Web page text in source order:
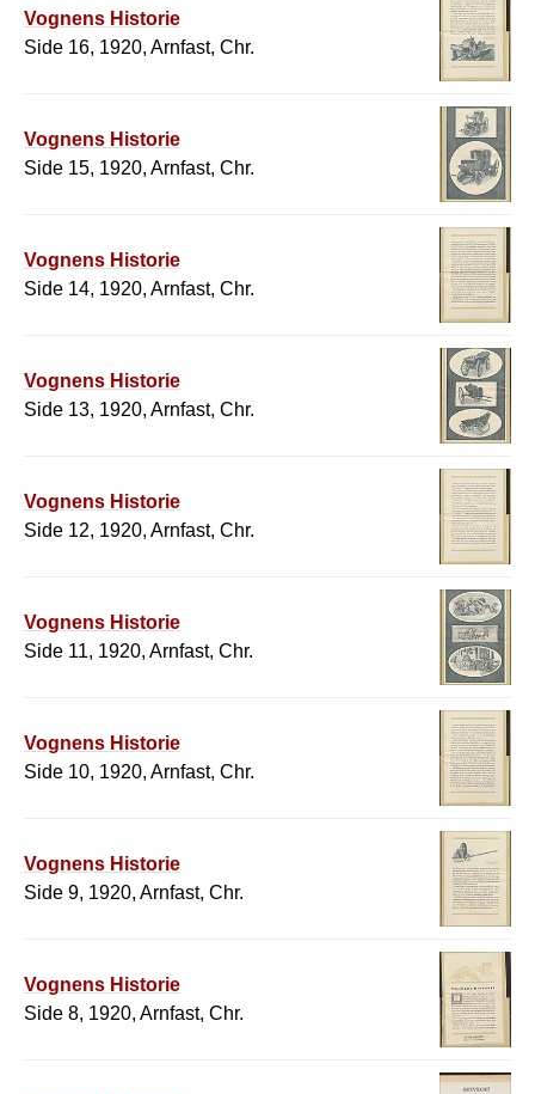
Vognens Historie
Side 16, 1920, Arnfast, Chr.
Vognens Historie
Side 15, 1920, Arnfast, Chr.
Vognens Historie
Side 14, 1920, Arnfast, Chr.
Vognens Historie
Side 13, 1920, Arnfast, Chr.
Vognens Historie
Side 12, 1920, Arnfast, Chr.
Vognens Historie
Side 11, 1920, Arnfast, Chr.
Vognens Historie
Side 10, 1920, Arnfast, Chr.
Vognens Historie
Side 9, 1920, Arnfast, Chr.
Vognens Historie
Side 8, 1920, Arnfast, Chr.